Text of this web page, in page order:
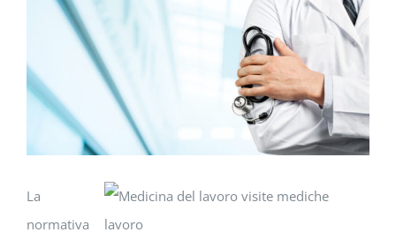
La
normativa